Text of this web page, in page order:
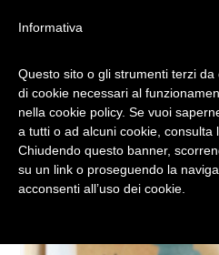
PLUMCAKE
RICETTA
Informativa
Questo sito o gli strumenti terzi
di cookie necessari al
nella cookie policy. Se vuoi
a tutti o ad alcuni cookie, consulta
Chiudendo questo banner,
su un link o proseguendo la
acconsenti all’uso dei cookie.